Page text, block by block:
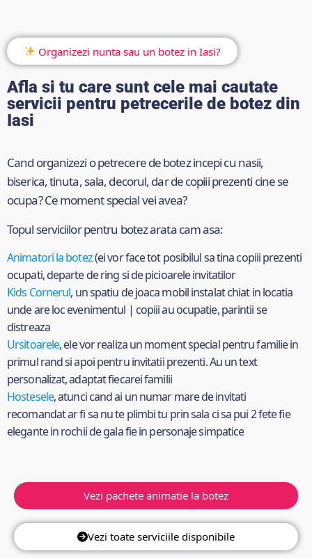
Organizezi nunta sau un botez in Iasi?
Afla si tu care sunt cele mai cautate
servicii pentru petrecerile de botez din
Iasi
Cand organizezi o petrecere de botez incepi cu nasii,
biserica, tinuta, sala, decorul, dar de copiii prezenti cine se
ocupa? Ce moment special vei avea?
Topul serviciilor pentru botez arata cam asa:
Animatori la botez(ei vor face tot posibilul sa tina copiii prezenti
ocupati, departe de ring si de picioarele invitatilor
Kids Cornerul, un spatiu de joaca mobil instalat chiat in locatia
unde are loc evenimentul | copiii au ocupatie, parintii se
distreaza
Ursitoarele, ele vor realiza un moment special pentru familie in
primul rand si apoi pentru invitatii prezenti. Au un text
personalizat, adaptat fiecarei familii
Hostesele, atunci cand ai un numar mare de invitati
recomandat ar fi sa nu te plimbi tu prin sala ci sa pui 2 fete fie
elegante in rochii de gala fie in personaje simpatice
Vezi pachete animatie la botez
Vezi toate serviciile disponibile